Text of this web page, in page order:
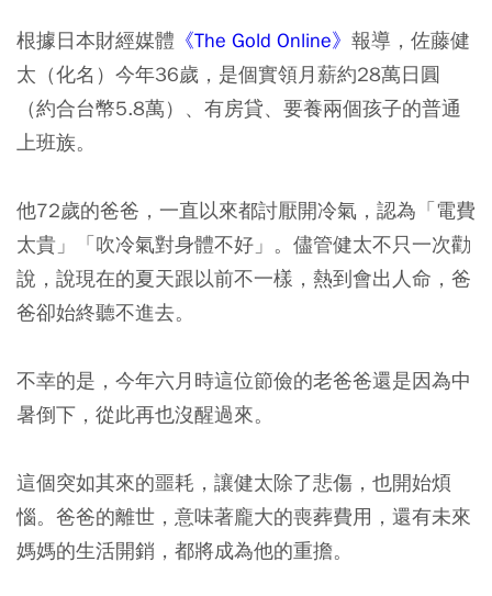
根據日本財經媒體 《The Gold Online》 報導，佐藤健
太（化名）今年36歲，是個實領月薪約28萬日圓
（約合台幣5.8萬）、有房貸、要養兩個孩子的普通
上班族。
他72歲的爸爸，一直以來都討厭開冷氣，認為「電費
太貴」「吹冷氣對身體不好」。儘管健太不只一次勸
說，說現在的夏天跟以前不一樣，熱到會出人命，爸
爸卻始終聽不進去。
不幸的是，今年六月時這位節儉的老爸爸還是因為中
暑倒下，從此再也沒醒過來。
這個突如其來的噩耗，讓健太除了悲傷，也開始煩
惱。爸爸的離世，意味著龐大的喪葬費用，還有未來
媽媽的生活開銷，都將成為他的重擔。